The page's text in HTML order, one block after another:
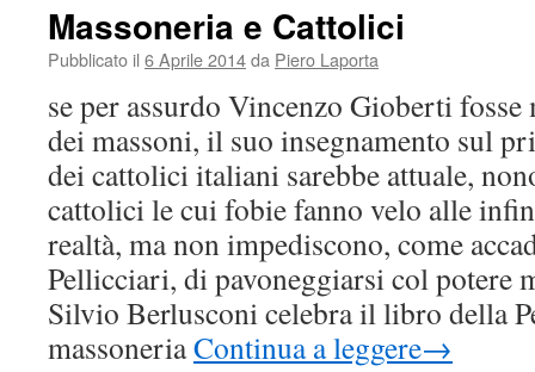
Massoneria e Cattolici
Pubblicato il 6 Aprile 2014da Piero Laporta
se per assurdo Vincenzo Gioberti
dei massoni, il suo insegnamento sul
dei cattolici italiani sarebbe attuale,
cattolici le cui fobie fanno velo alle
realtà, ma non impediscono, come
Pellicciari, di pavoneggiarsi col potere
Silvio Berlusconi celebra il libro della
massoneriaContinua a leggere→